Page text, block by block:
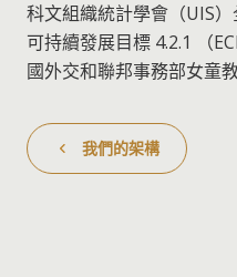
科文組織統計學會（UIS）
可持續發展目標 4.2.1 （
國外交和聯邦事務部女童
我們的架構